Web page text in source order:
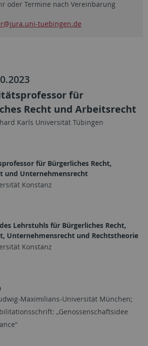
oder Termine nach Vereinbarung
@jura.uni-tuebingen.de
für
Recht und Arbeitsrecht
Karls Universität Tübingen
für Bürgerliches Recht,
und Unternehmensrecht
Konstanz
Lehrstuhls für Bürgerliches Recht,
Unternehmensrecht und Rechtstheorie
Konstanz
Maximilians-Universität München;
„Genossenschaftsidee